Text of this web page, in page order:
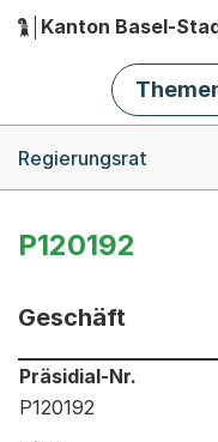
Hauptnavigation
Kanton Basel-
Regierungsrat
P120192
Geschäft
Informationen zum
Präsidial-Nr.
P120192